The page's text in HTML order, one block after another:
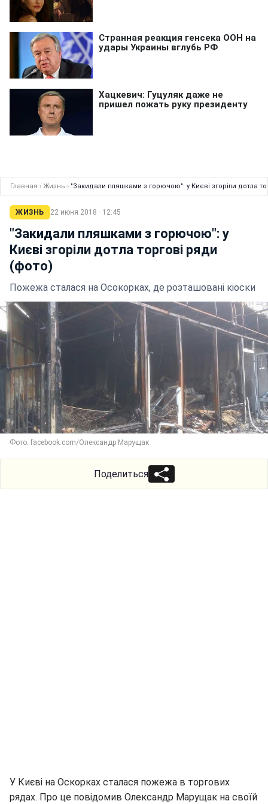
Главная › Жизнь › "Закидали пляшками з горючою": у Києві згоріли дотла
ЖИЗНЬ 22 июня 2018 · 12:45
"Закидали пляшками з горючою": у
Києві згоріли дотла торгові ряди
(фото)
Пожежа сталася на Осокорках, де розташовані кіоски
Фото: facebook.com/Олександр Марущак
Поделиться
У Києві на Оскорках сталася пожежа в торгових
рядах. Про це повідомив Олександр Марущак на своїй